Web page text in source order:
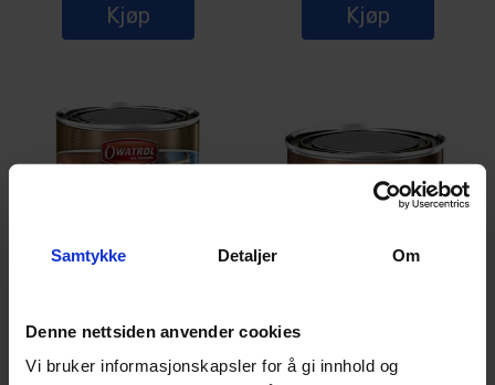
Samtykke Detaljer Om
Denne nettsiden anvender cookies
Vi bruker informasjonskapsler for å gi innhold og
Kjøp Kjøp
Owatrol Deks Olje D2, 2,5 L
Høyglans finish for båt
Owatrol Edelolje, 0,5 L